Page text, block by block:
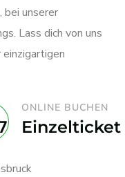
unserer
Lass dich von uns
ONLINE BUCHEN
Einzelticket